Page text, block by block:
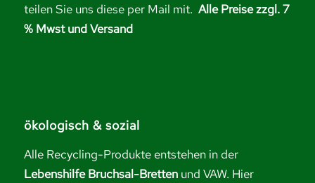
teilen Sie uns diese per Mail mit. Alle Preise zzgl. 7
% Mwst und Versand
ökologisch & sozial
Alle Recycling-Produkte entstehen in der
Lebenshilfe Bruchsal-Bretten und VAW. Hier